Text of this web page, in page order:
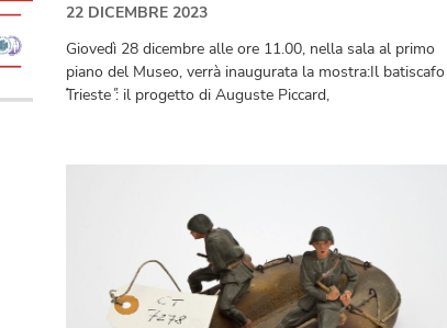
22 DICEMBRE 2023
Giovedì 28 dicembre alle ore 11.00, nella sala al primo
piano del Museo, verrà inaugurata la mostra:Il batiscafo
̋Trieste ̋: il progetto di Auguste Piccard,